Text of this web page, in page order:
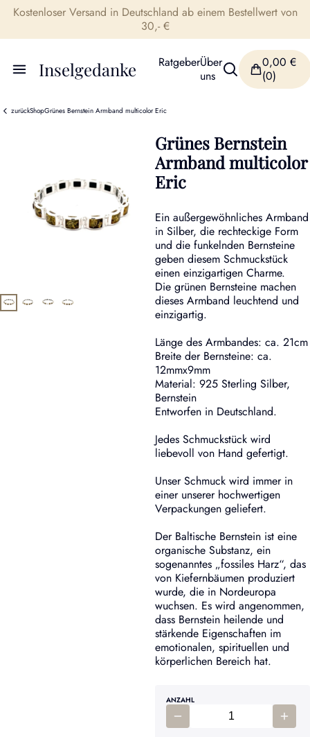
Kostenloser Versand in Deutschland ab einem Bestellwert von
30,- €
Inselgedanke RatgeberÜber
uns
0,00 €
(0)
zurückShopGrünes Bernstein Armband multicolor Eric
Grünes Bernstein
Armband multicolor
Eric
Ein außergewöhnliches Armband
in Silber, die rechteckige Form
und die funkelnden Bernsteine
geben diesem Schmuckstück
einen einzigartigen Charme.
Die grünen Bernsteine machen
dieses Armband leuchtend und
einzigartig.
Länge des Armbandes: ca. 21cm
Breite der Bernsteine: ca.
12mmx9mm
Material: 925 Sterling Silber,
Bernstein
Entworfen in Deutschland.
Jedes Schmuckstück wird
liebevoll von Hand gefertigt.
Unser Schmuck wird immer in
einer unserer hochwertigen
Verpackungen geliefert.
Der Baltische Bernstein ist eine
organische Substanz, ein
sogenanntes „fossiles Harz“, das
von Kiefernbäumen produziert
wurde, die in Nordeuropa
wuchsen. Es wird angenommen,
dass Bernstein heilende und
stärkende Eigenschaften im
emotionalen, spirituellen und
körperlichen Bereich hat.
ANZAHL